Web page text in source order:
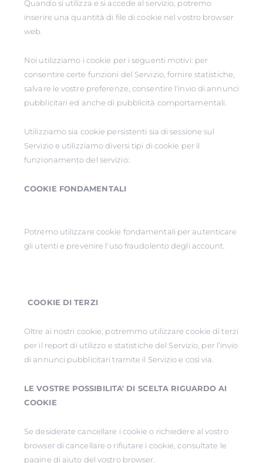
Quando si utilizza e si accede al servizio, potremo
inserire una quantità di file di cookie nel vostro browser
web.
Noi utilizziamo i cookie per i seguenti motivi: per
consentire certe funzioni del Servizio, fornire statistiche,
salvare le vostre preferenze, consentire l'invio di annunci
pubblicitari ed anche di pubblicità comportamentali.
Utilizziamo sia cookie persistenti sia di sessione sul
Servizio e utilizziamo diversi tipi di cookie per il
funzionamento del servizio:
COOKIE FONDAMENTALI
Potremo utilizzare cookie fondamentali per autenticare
gli utenti e prevenire l'uso fraudolento degli account.
COOKIE DI TERZI
Oltre ai nostri cookie, potremmo utilizzare cookie di terzi
per il report di utilizzo e statistiche del Servizio, per l’invio
di annunci pubblicitari tramite il Servizio e così via.
LE VOSTRE POSSIBILITA' DI SCELTA RIGUARDO AI
COOKIE
Se desiderate cancellare i cookie o richiedere al vostro
browser di cancellare o rifiutare i cookie, consultate le
pagine di aiuto del vostro browser.